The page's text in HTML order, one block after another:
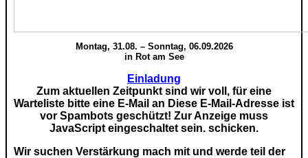
Montag, 31.08. – Sonntag, 06.09.2026
in Rot am See
Einladung
Zum aktuellen Zeitpunkt sind wir voll, für eine
Warteliste bitte eine E-Mail an Diese E-Mail-Adresse ist
vor Spambots geschützt! Zur Anzeige muss
JavaScript eingeschaltet sein. schicken.
Wir suchen Verstärkung mach mit und werde teil der